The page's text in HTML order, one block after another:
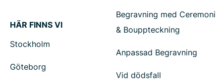
HÄR FINNS VI
Stockholm
Göteborg
Begravning med Ceremoni
& Bouppteckning
Anpassad Begravning
Vid dödsfall